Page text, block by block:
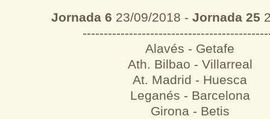
Jornada 6 23/09/2018 - Jornada 25
Alavés - Getafe
Ath. Bilbao - Villarreal
At. Madrid - Huesca
Leganés - Barcelona
Girona - Betis